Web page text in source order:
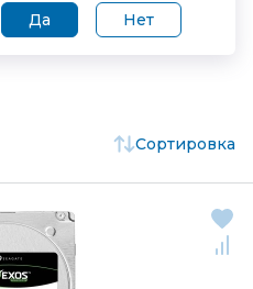
Да Нет
Комплектующие для
Сортировка